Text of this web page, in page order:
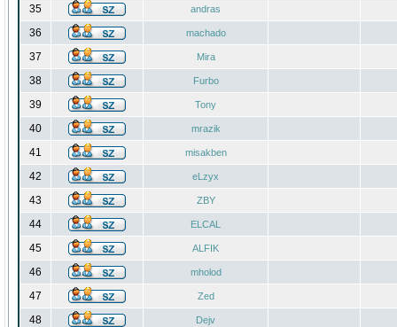
35 andras
36 machado
37 Mira
38 Furbo
39 Tony
40 mrazik
41 misakben
42 eLzyx
43 ZBY
44 ELCAL
45 ALFIK
46 mholod
47 Zed
48 Dejv